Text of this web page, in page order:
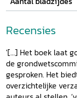
Recensies
'[...] Het boek laat
de
gesproken. Het
overzichtelijke